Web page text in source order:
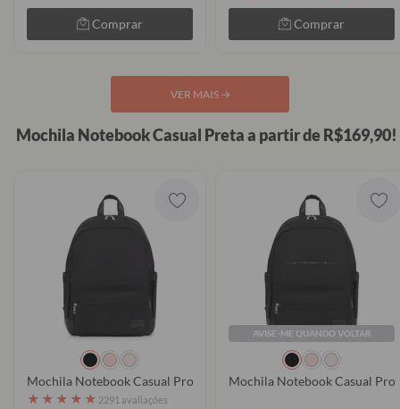
Comprar Comprar
VER MAIS →
Mochila Notebook Casual Preta a partir de R$169,90!
Mochila Notebook Casual Pro - Clear
★ ★ ★ ★ ★ 2291 avaliações
AVISE-ME QUANDO VOLTAR
Mochila Notebook Casual